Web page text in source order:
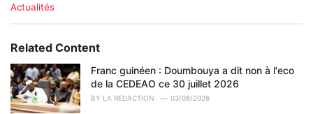
C
e
o
r
i
e
Actualités
Related Content
Franc guinéen : Doumbouya a dit non à l'eco
de la CEDEAO ce 30 juillet 2026
BY LA REDACTION 03/08/2026